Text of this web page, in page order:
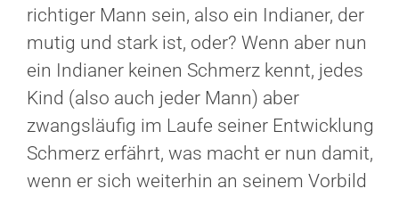
richtiger Mann sein, also ein Indianer, der
mutig und stark ist, oder? Wenn aber nun
ein Indianer keinen Schmerz kennt, jedes
Kind (also auch jeder Mann) aber
zwangsläufig im Laufe seiner Entwicklung
Schmerz erfährt, was macht er nun damit,
wenn er sich weiterhin an seinem Vorbild